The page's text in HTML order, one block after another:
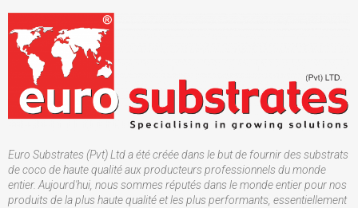
Euro Substrates (Pvt) Ltd a été créée dans le but de fournir des substrats
de coco de haute qualité aux producteurs professionnels du monde
entier. Aujourd'hui, nous sommes réputés dans le monde entier pour nos
produits de la plus haute qualité et les plus performants, essentiellement